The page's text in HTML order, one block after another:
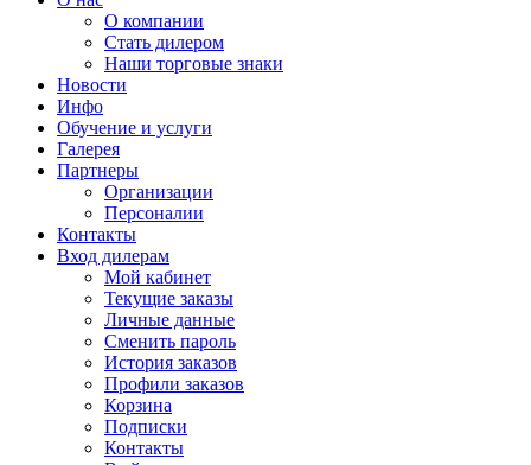
О компании
Стать дилером
Наши торговые знаки
Новости
Инфо
Обучение и услуги
Галерея
Партнеры
Организации
Персоналии
Контакты
Вход дилерам
Мой кабинет
Текущие заказы
Личные данные
Сменить пароль
История заказов
Профили заказов
Корзина
Подписки
Контакты